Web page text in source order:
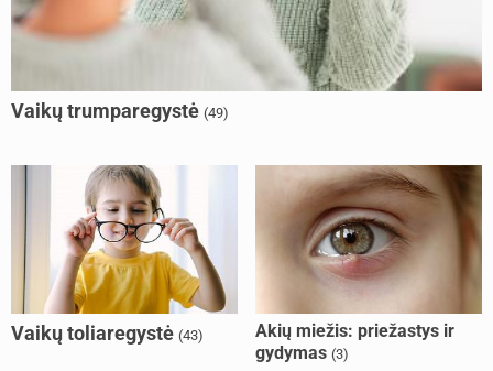
Vaikų trumparegystė (49)
Vaikų toliaregystė (43)
Akių miežis: priežastys ir
gydymas (3)